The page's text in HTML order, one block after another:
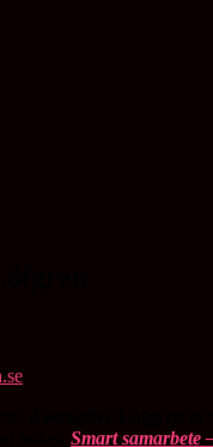
Smart samarbete